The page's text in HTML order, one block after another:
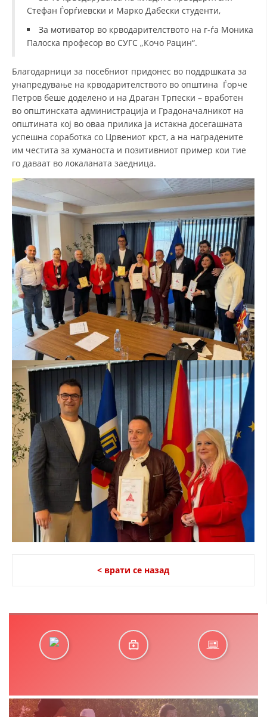
Стефан Ѓорѓиевски и Марко Дабески студенти,
За мотиватор во крводарителството на г-ѓа Моника
Палоска професор во СУГС „Кочо Рацин“.
Благодарници за посебниот придонес во поддршката за
унапредување на крводарителството во општина Ѓорче
Петров беше доделено и на Драган Трпески – вработен
во општинската администрација и Градоначалникот на
општината кој во оваа прилика ја истакна досегашната
успешна соработка со Црвениот крст, а на наградените
им честита за хуманоста и позитивниот пример кои тие
го даваат во локаланата заедница.
< врати се назад